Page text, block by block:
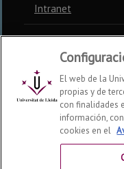
Intranet
Aviso legal
Accesibilidad
Somos
REBIUN CRUE
Redes sociales
El web de la
propias y de
con finalidades
información,
cookies en el